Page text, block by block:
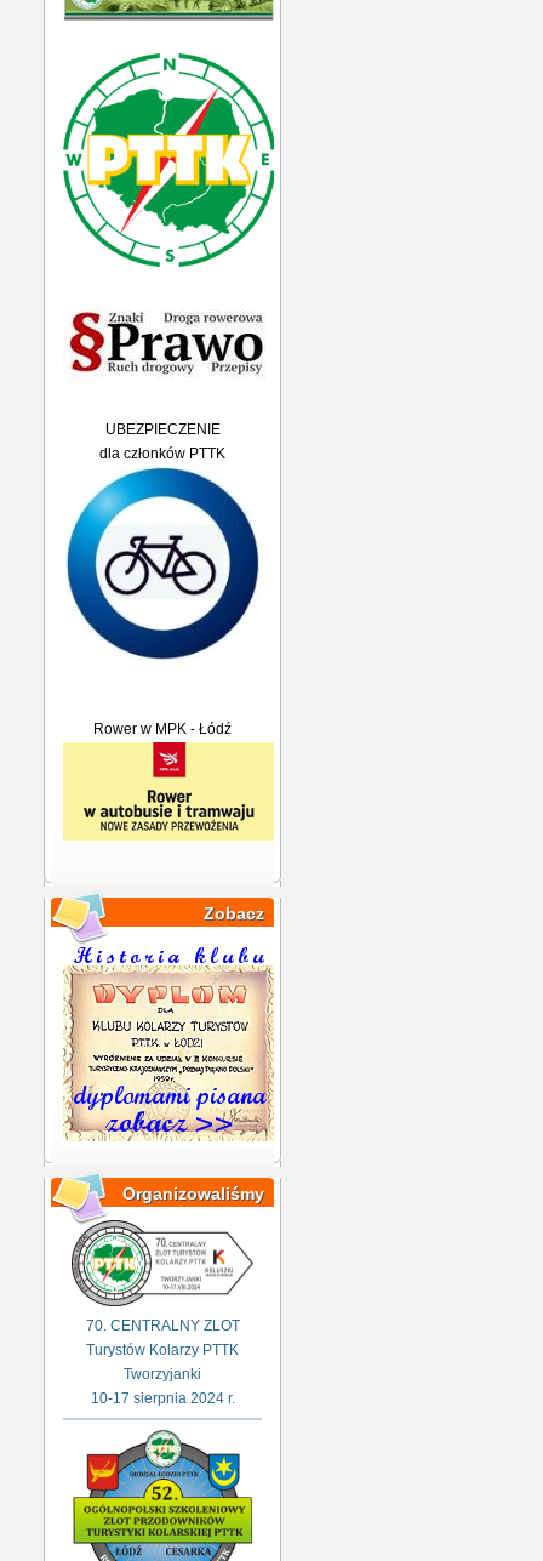
UBEZPIECZENIE
dla członków PTTK
Rower w MPK - Łódź
Zobacz
Organizowaliśmy
70. CENTRALNY ZLOT
Turystów Kolarzy PTTK
Tworzyjanki
10-17 sierpnia 2024 r.